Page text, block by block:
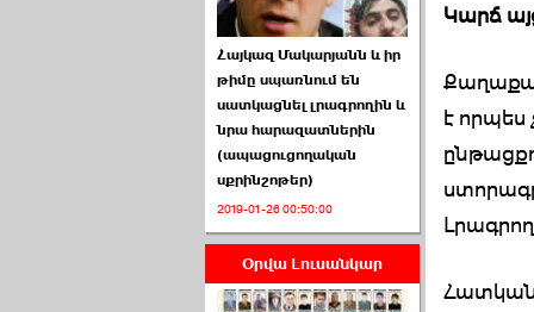
Սահմանադրական
դատարանը մերժեց ›››
2026-07-02 00:39:00
ՈՒՂԻՂ․ ԱԺ-ն
Կառավարության ›››
Հայկազ Մակարյանն և իր
թիմը սպառնում են
սատկացնել լրագրողին և
նրա հարազատներին
(ապացուցողական
սքրինշոթեր)
2019-01-26 00:50:00
Օրվա Լուսանկար
Կարճ
է